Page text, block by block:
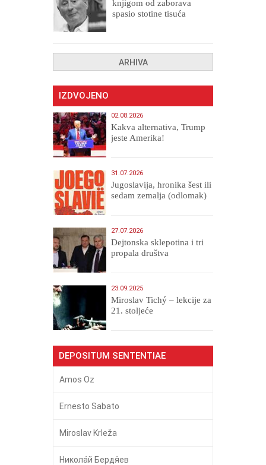
knjigom od zaborava
spasio stotine tisuća
ARHIVA
IZDVOJENO
02.08.2026
Kakva alternativa, Trump
jeste Amerika!
31.07.2026
Jugoslavija, hronika šest ili
sedam zemalja (odlomak)
27.07.2026
Dejtonska sklepotina i tri
propala društva
23.09.2025
Miroslav Tichý – lekcije za
21. stoljeće
DEPOSITUM SENTENTIAE
Amos Oz
Ernesto Sabato
Miroslav Krleža
Никола́й Бердя́ев